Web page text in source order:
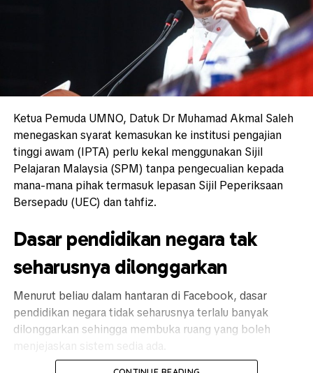
Ketua Pemuda UMNO, Datuk Dr Muhamad Akmal Saleh
menegaskan syarat kemasukan ke institusi pengajian
tinggi awam (IPTA) perlu kekal menggunakan Sijil
Pelajaran Malaysia (SPM) tanpa pengecualian kepada
mana-mana pihak termasuk lepasan Sijil Peperiksaan
Bersepadu (UEC) dan tahfiz.
Dasar pendidikan negara tak
seharusnya dilonggarkan
Menurut beliau dalam hantaran di Facebook, dasar
pendidikan negara tidak seharusnya terlalu banyak
dilonggarkan sehingga membuka ruang yang boleh